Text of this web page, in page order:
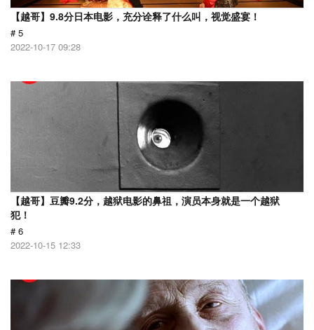
【越哥】9.8分日本电影，充分诠释了什么叫，视觉盛宴！
# 5
2022-10-17 09:28
【越哥】豆瓣9.2分，越狱电影的鼻祖，演员本身就是一个越狱
犯！
# 6
2022-10-15 12:33